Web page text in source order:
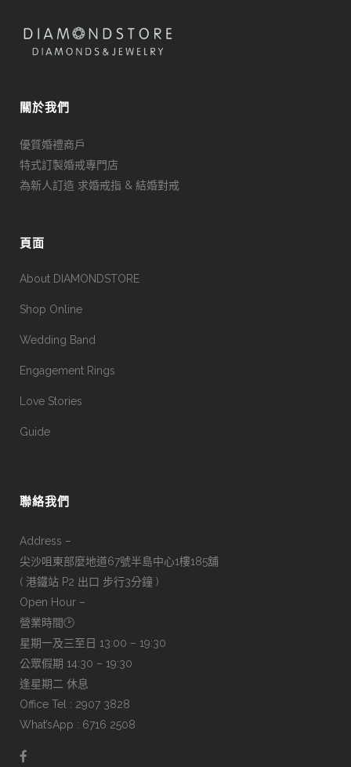
關於我們
優質婚禮商戶
特式訂製婚戒專門店
為新人訂造 求婚戒指 & 結婚對戒
頁面
About DIAMONDSTORE
Shop Online
Wedding Band
Engagement Rings
Love Stories
Guide
聯絡我們
Address –
尖沙咀東部麼地道67號半島中心1樓185舖
( 港鐵站 P2 出口 步行3分鐘 )
Open Hour –
營業時間🕑
星期一及三至日 13:00 – 19:30
公眾假期 14:30 – 19:30
逢星期二 休息
Office Tel : 2907 3828
What’sApp : 6716 2508